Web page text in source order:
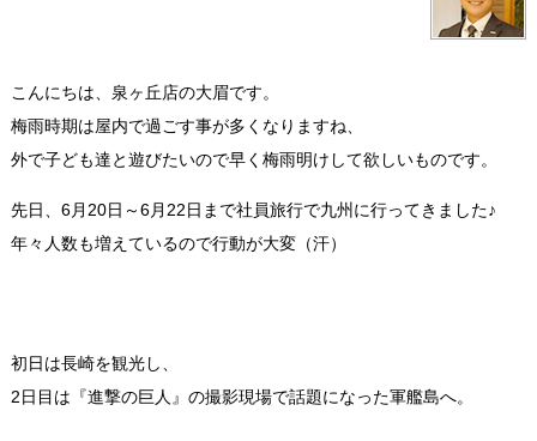
こんにちは、泉ヶ丘店の大眉です。
梅雨時期は屋内で過ごす事が多くなりますね、
外で子ども達と遊びたいので早く梅雨明けして欲しいものです。
先日、6月20日～6月22日まで社員旅行で九州に行ってきました♪
年々人数も増えているので行動が大変（汗）
初日は長崎を観光し、
2日目は『進撃の巨人』の撮影現場で話題になった軍艦島へ。